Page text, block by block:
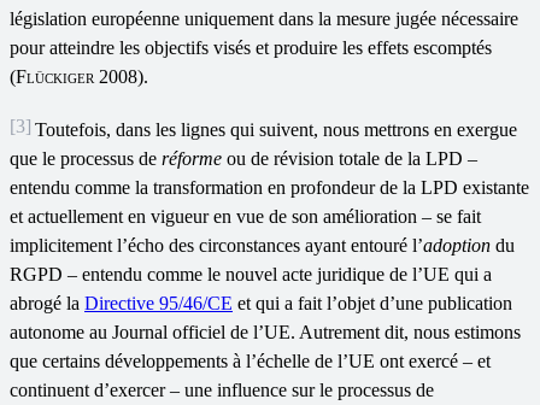
législation européenne uniquement dans la mesure jugée nécessaire
pour atteindre les objectifs visés et produire les effets escomptés
(Flückiger 2008).
[3] Toutefois, dans les lignes qui suivent, nous mettrons en exergue
que le processus de réforme ou de révision totale de la LPD –
entendu comme la transformation en profondeur de la LPD existante
et actuellement en vigueur en vue de son amélioration – se fait
implicitement l’écho des circonstances ayant entouré l’adoption du
RGPD – entendu comme le nouvel acte juridique de l’UE qui a
abrogé la Directive 95/46/CE et qui a fait l’objet d’une publication
autonome au Journal officiel de l’UE. Autrement dit, nous estimons
que certains développements à l’échelle de l’UE ont exercé – et
continuent d’exercer – une influence sur le processus de